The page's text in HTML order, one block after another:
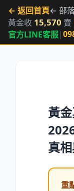
← 返回首頁← 部
黃金收 15,570 賣
官方LINE客服|
黃
真
重